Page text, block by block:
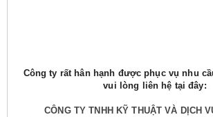
Công ty rất hân hạnh được phục vụ nhu
vui lòng liên hệ tại đây:
CÔNG TY TNHH KỸ THUẬT VÀ DỊCH